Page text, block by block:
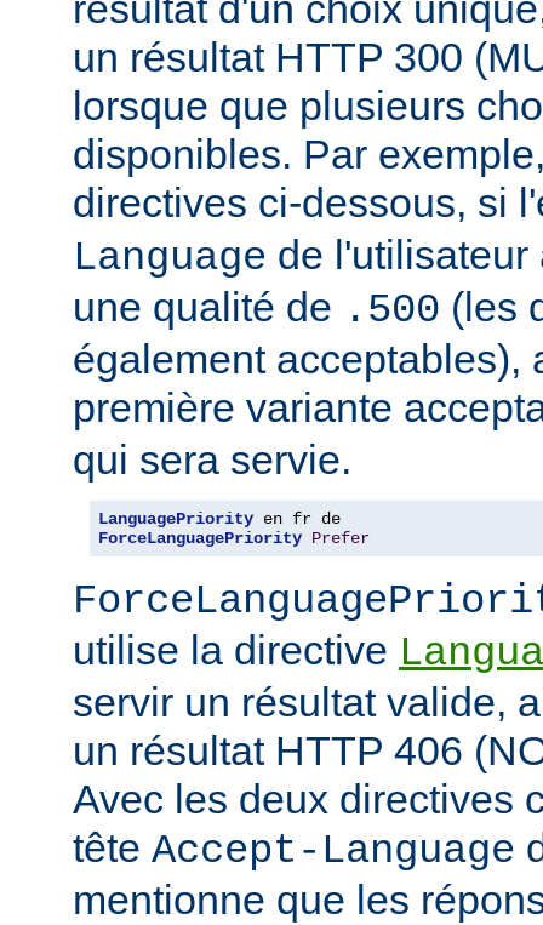
un résultat HTTP 300
lorsque que plusieurs
disponibles. Par
directives ci-dessous, si
Language de
une qualité de .500 (les
également acceptables),
première variante
qui sera servie.
LanguagePriority
ForceLanguagePriority Prefer
utilise la directive
servir un résultat valide,
un résultat HTTP 406
Avec les deux directives
tête Accept-Language
mentionne que les